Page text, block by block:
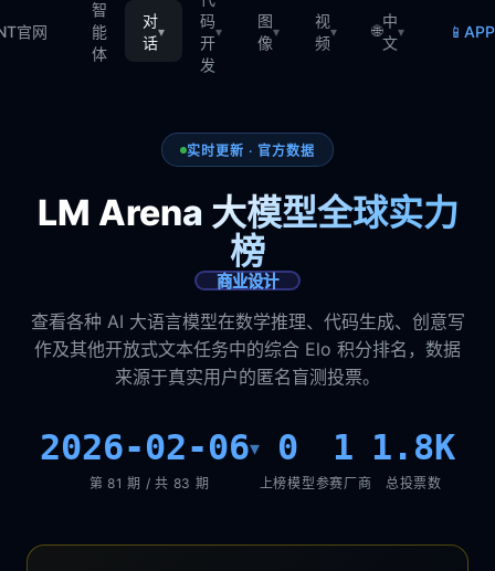
官网
智
能
体
对
话
▾
码
开
发
▾
图
像
▾
视
频
▾ 🌐
中
文
▾ 📱
实时更新 · 官方数据
LM Arena 大模型全球实力
榜
商业设计
查看各种 AI 大语言模型在数学推理、代码生成、创意写
作及其他开放式文本任务中的综合 Elo 积分排名，数据
来源于真实用户的匿名盲测投票。
2026-02-06▾
第 81 期 / 共 83 期
0
上榜模型
1
参赛厂商
1.8K
总投票数